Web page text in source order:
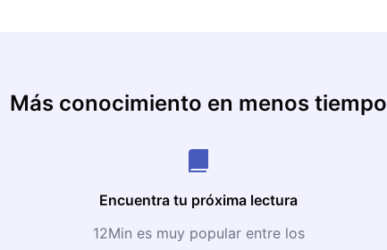
Más conocimiento en menos tiempo
Encuentra tu próxima lectura
12Min es muy popular entre los